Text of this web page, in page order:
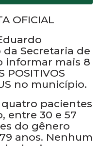
OFICIAL
Secretaria de
informar mais 8
POSITIVOS
no município.
quatro pacientes
entre 30 e 57
do gênero
anos. Nenhum